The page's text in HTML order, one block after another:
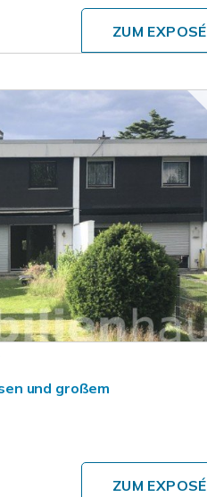
ZUM EXPOSÉ
und großem
ZUM EXPOSÉ